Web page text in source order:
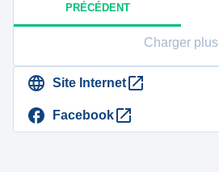
PRÉCÉDENT
Charger plus
Site Internet
Facebook